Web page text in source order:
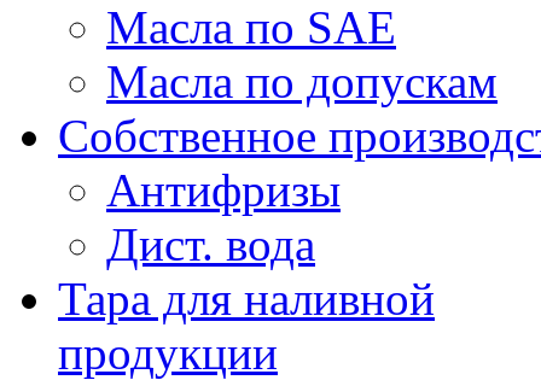
Масла по SAE
Масла по допускам
Собственное
Антифризы
Дист. вода
Тара для наливной
продукции